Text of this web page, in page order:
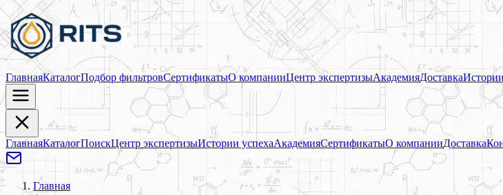
ГлавнаяКаталогПодбор фильтровСертификатыО компанииЦентр экспертизыАкадемияДоставка
ГлавнаяКаталогПоискЦентр экспертизыИстории успехаАкадемияСертификатыО компанииДоставка
Главная